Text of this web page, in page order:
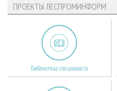
ПРОЕКТЫ ЛЕСПРОМИНФОРМ
Библиотека специалиста